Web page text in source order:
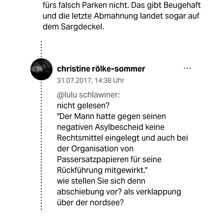
fürs falsch Parken nicht. Das gibt Beugehaft
und die letzte Abmahnung landet sogar auf
dem Sargdeckel.
christine rölke-sommer
31.07.2017, 14:38 Uhr
@lulu schlawiner:
nicht gelesen?
"Der Mann hatte gegen seinen
negativen Asylbescheid keine
Rechtsmittel eingelegt und auch bei
der Organisation von
Passersatzpapieren für seine
Rückführung mitgewirkt."
wie stellen Sie sich denn
abschiebung vor? als verklappung
über der nordsee?